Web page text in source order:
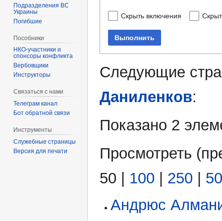
Скрыть включения
Выполнить
Следующие
Даниленков:
Показано 2
Просмотреть (
50 | 100 | 250 |
Андрюс
Подразделения ВС
Украины
Погибшие
Пособники
спонсоры конфликта
‏‎Вербовщики
Инструкторы
Связаться с нами
Телеграм канал
Бот обратной связи
Инструменты
Служебные страницы
Версия для печати